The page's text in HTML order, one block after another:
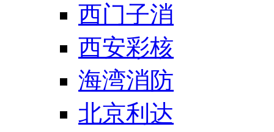
西门子消
西安彩核
海湾消防
北京利达